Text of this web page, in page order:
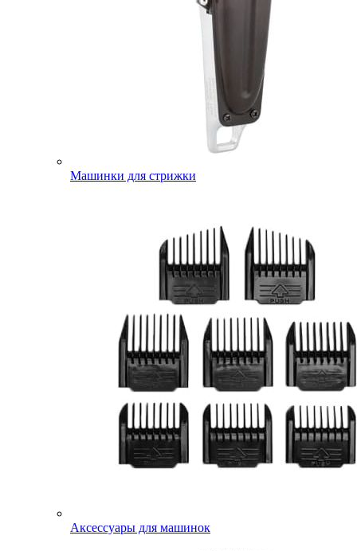
Машинки для стрижки
Аксессуары для машинок